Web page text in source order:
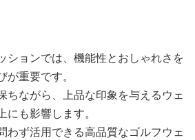
ションでは、機能性とおしゃれさを
重要です。
ちながら、上品な印象を与えるウェ
も影響します。
わず活用できる高品質なゴルフウェ